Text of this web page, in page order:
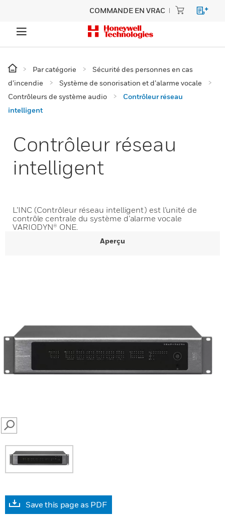
COMMANDE EN VRAC
Par catégorie
Sécurité des personnes en cas
d’incendie
Système de sonorisation et d’alarme vocale
Contrôleurs de système audio
Contrôleur réseau
intelligent
Contrôleur réseau
intelligent
L’INC (Contrôleur réseau intelligent) est l’unité de
contrôle centrale du système d’alarme vocale
VARIODYN® ONE.
Aperçu
SEARCH
Save this page as PDF